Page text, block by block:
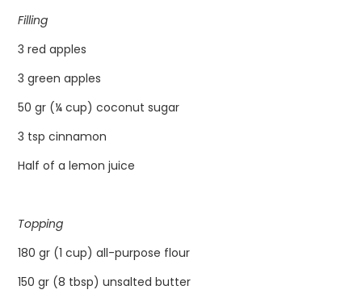
Filling
3 red apples⁣
3 green apples ⁣
50 gr (¼ cup) coconut sugar⁣
3 tsp cinnamon ⁣
Half of a lemon juice⁣
Topping
180 gr (1 cup) all-purpose flour⁣
150 gr (8 tbsp) unsalted butter⁣